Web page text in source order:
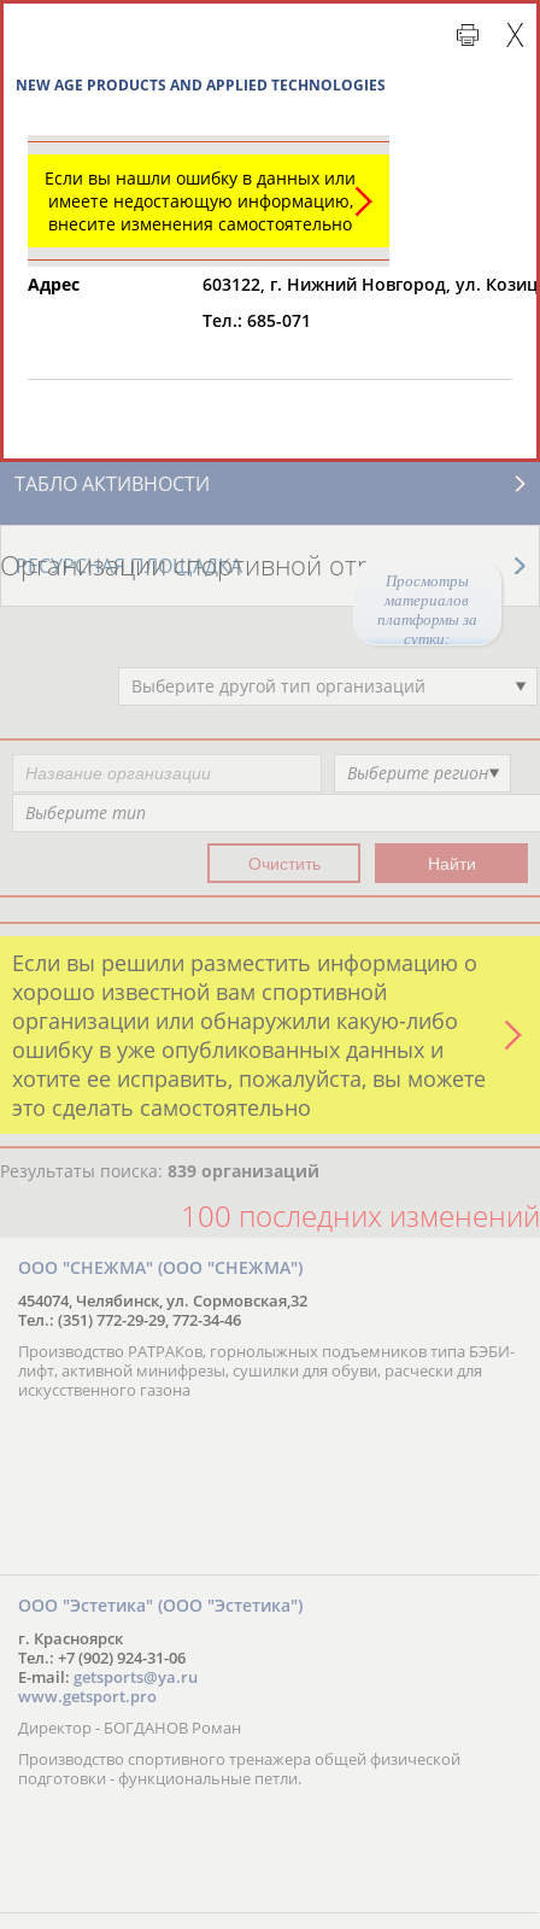
Просмотры
материалов
платформы за
сутки:
Организации спортивной отрасли
ТАБЛО АКТИВНОСТИ
РЕСУРСНАЯ ПЛОЩАДКА
Организации спортивной отрасли
Выберите другой тип организаций
Выберите регион
Выберите тип
Если вы решили разместить информацию о
хорошо известной вам спортивной
организации или обнаружили какую-либо
ошибку в уже опубликованных данных и
хотите ее исправить, пожалуйста, вы можете
это сделать самостоятельно
Результаты поиска: 839 организаций
100 последних изменений
ООО "СНЕЖМА" (ООО "СНЕЖМА")
454074, Челябинск, ул. Сормовская,32
Тел.: (351) 772-29-29, 772-34-46
Производство РАТРАКов, горнолыжных подъемников типа БЭБИ-
лифт, активной минифрезы, сушилки для обуви, расчески для
искусственного газона
ООО "Эстетика" (ООО "Эстетика")
г. Красноярск
Тел.: +7 (902) 924-31-06
E-mail: getsports@ya.ru
www.getsport.pro
Директор - БОГДАНОВ Роман
Производство спортивного тренажера общей физической
подготовки - функциональные петли.
Если вы нашли ошибку в данных или
имеете недостающую информацию,
внесите изменения самостоятельно
Адрес
603122, г. Нижний Новгород, ул.
Тел.: 685-071